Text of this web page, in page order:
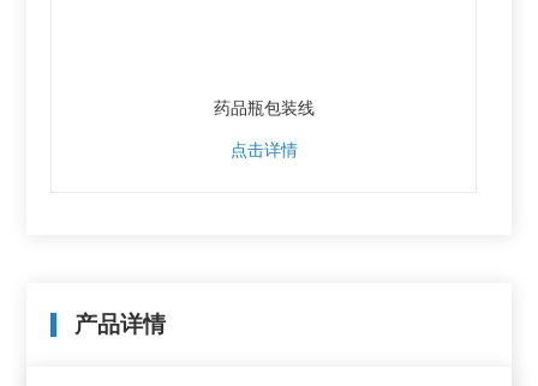
药品瓶包装线
点击详情
产品详情